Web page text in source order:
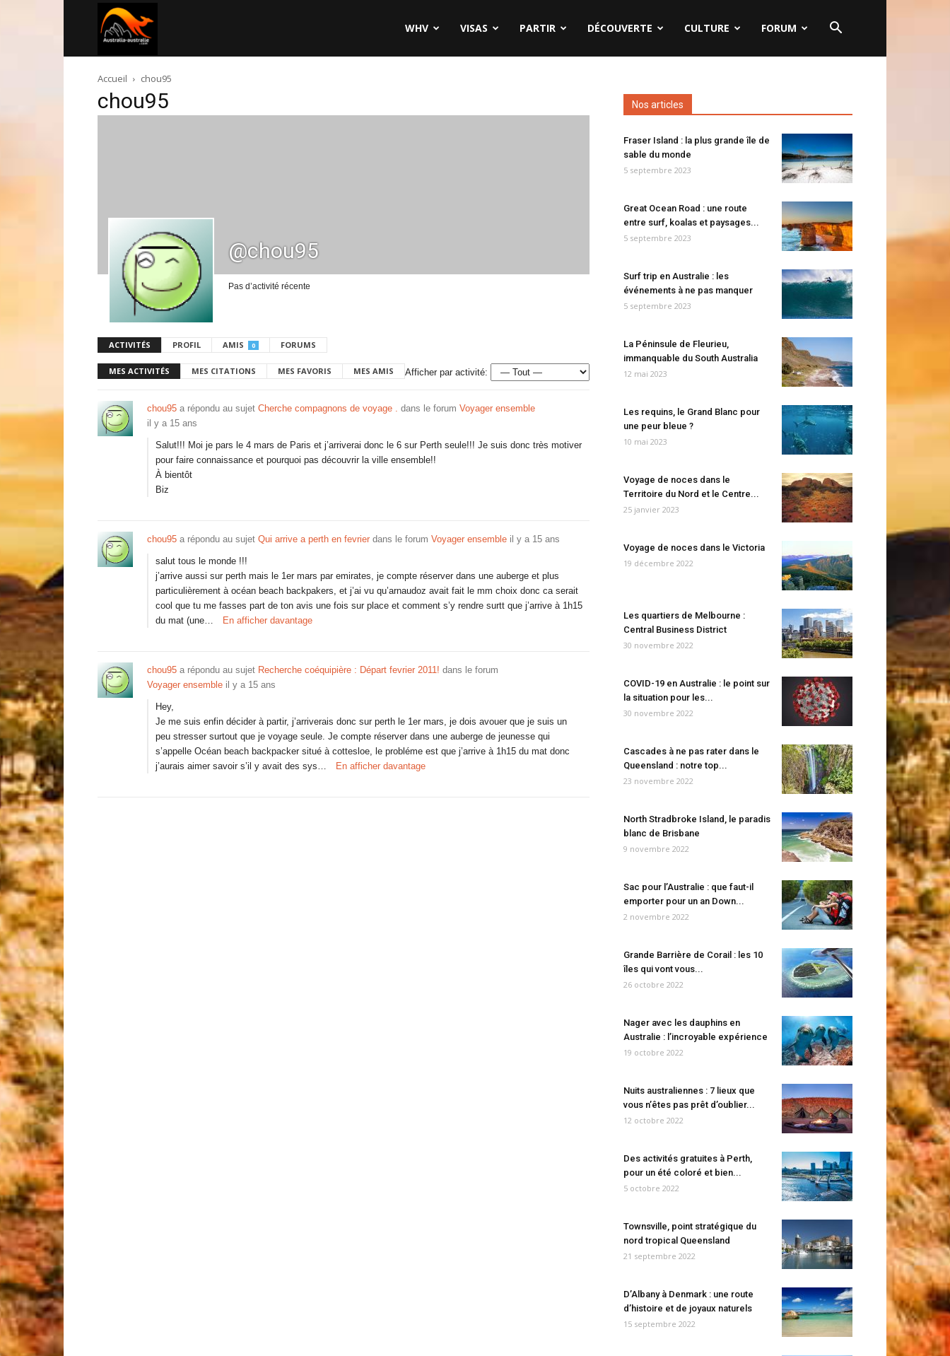
australie.com
WHV VISAS PARTIR DÉCOUVERTE CULTURE FORUM
Accueil chou95
chou95
@chou95
Pas d’activité récente
ACTIVITÉS PROFIL AMIS 0 FORUMS
MES ACTIVITÉS MES CITATIONS MES FAVORIS MES AMIS Afficher par activité:
chou95 a répondu au sujet Cherche compagnons de voyage . dans le forum Voyager ensemble
il y a 15 ans
Salut!!! Moi je pars le 4 mars de Paris et j’arriverai donc le 6 sur Perth seule!!! Je suis donc très motiver
pour faire connaissance et pourquoi pas découvrir la ville ensemble!!
À bientôt
Biz
chou95 a répondu au sujet Qui arrive a perth en fevrier dans le forum Voyager ensemble il y a 15 ans
salut tous le monde !!!
j’arrive aussi sur perth mais le 1er mars par emirates, je compte réserver dans une auberge et plus
particulièrement à océan beach backpakers, et j’ai vu qu’arnaudoz avait fait le mm choix donc ca serait
cool que tu me fasses part de ton avis une fois sur place et comment s’y rendre surtt que j’arrive à 1h15
du mat (une…
En afficher davantage
chou95 a répondu au sujet Recherche coéquipière : Départ fevrier 2011! dans le forum
Voyager ensemble il y a 15 ans
Hey,
Je me suis enfin décider à partir, j’arriverais donc sur perth le 1er mars, je dois avouer que je suis un
peu stresser surtout que je voyage seule. Je compte réserver dans une auberge de jeunesse qui
s’appelle Océan beach backpacker situé à cottesloe, le probléme est que j’arrive à 1h15 du mat donc
j’aurais aimer savoir s’il y avait des sys…
En afficher davantage
Nos articles
Fraser Island : la plus grande île de
sable du monde
5 septembre 2023
Great Ocean Road : une route
entre surf, koalas et paysages...
5 septembre 2023
Surf trip en Australie : les
événements à ne pas manquer
5 septembre 2023
La Péninsule de Fleurieu,
immanquable du South Australia
12 mai 2023
Les requins, le Grand Blanc pour
une peur bleue ?
10 mai 2023
Voyage de noces dans le
Territoire du Nord et le Centre...
25 janvier 2023
Voyage de noces dans le Victoria
19 décembre 2022
Les quartiers de Melbourne :
Central Business District
30 novembre 2022
COVID-19 en Australie : le point sur
la situation pour les...
30 novembre 2022
Cascades à ne pas rater dans le
Queensland : notre top...
23 novembre 2022
North Stradbroke Island, le paradis
blanc de Brisbane
9 novembre 2022
Sac pour l’Australie : que faut-il
emporter pour un an Down...
2 novembre 2022
Grande Barrière de Corail : les 10
îles qui vont vous...
26 octobre 2022
Nager avec les dauphins en
Australie : l’incroyable expérience
19 octobre 2022
Nuits australiennes : 7 lieux que
vous n’êtes pas prêt d’oublier...
12 octobre 2022
Des activités gratuites à Perth,
pour un été coloré et bien...
5 octobre 2022
Townsville, point stratégique du
nord tropical Queensland
21 septembre 2022
D’Albany à Denmark : une route
d’histoire et de joyaux naturels
15 septembre 2022